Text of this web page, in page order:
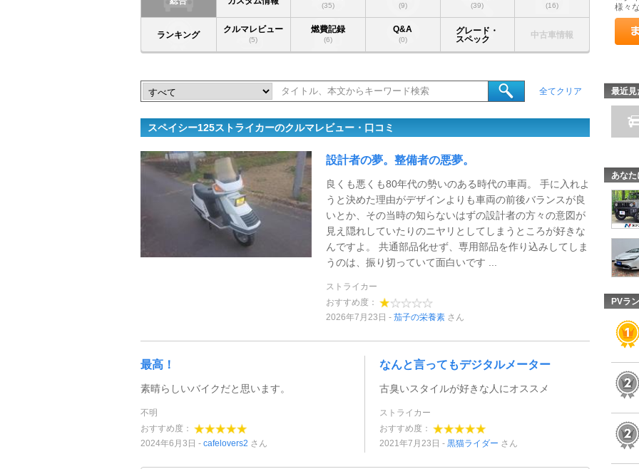
(35) (9) (39) (16)
ランキング
クルマレビュー
(5)
燃費記録
(6)
Q&A
(0)
グレード・
スペック
中古車情報
全てクリア
スペイシー125ストライカーのクルマレビュー・口コミ
設計者の夢。整備者の悪夢。
良くも悪くも80年代の勢いのある時代の車両。 手に入れよ
うと決めた理由がデザインよりも車両の前後バランスが良
いとか、その当時の知らないはずの設計者の方々の意図が
見え隠れしていたりのニヤリとしてしまうところが好きな
んですよ。 共通部品化せず、専用部品を作り込みしてしま
うのは、振り切っていて面白いです ...
ストライカー
おすすめ度：
2026年7月23日
茄子の栄養素 さん
最高！
素晴らしいバイクだと思います。
不明
おすすめ度：
2024年6月3日
cafelovers2 さん
なんと言ってもデジタルメーター
古臭いスタイルが好きな人にオススメ
ストライカー
おすすめ度：
2021年7月23日
黒猫ライダー さん
様々
最近見
あなた
PVラ